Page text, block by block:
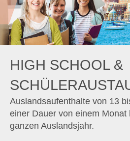
HIGH SCHOOL &
Auslandsaufenthalte von 13
einer Dauer von einem Monat
ganzen Auslandsjahr.